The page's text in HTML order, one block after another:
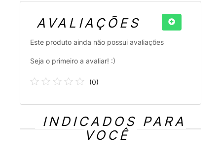
AVALIAÇÕES
Este produto ainda não possui avaliações
Seja o primeiro a avaliar! :)
(0)
INDICADOS PARA
VOCÊ